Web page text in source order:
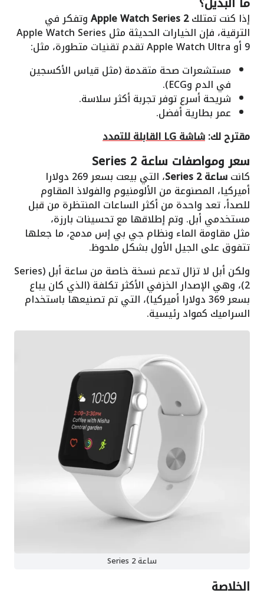
إذا كنت تمتلكApple Watch Series 2وتفكر في
الترقية، فإن الخيارات الحديثة مثل Apple Watch Series
9 أو Apple Watch Ultra تقدم تقنيات متطورة، مثل:
مستشعرات صحة متقدمة (مثل قياس الأكسجين
في الدم وECG).
شريحة أسرع توفر تجربة أكثر سلاسة.
عمر بطارية أفضل.
مقترح لك:شاشة LG القابلة للتمدد
سعر ومواصفات ساعة Series 2
كانتساعة Series 2 ، التي بيعت بسعر 269 دولارا
أميركيا، المصنوعة من الألومنيوم والفولاذ المقاوم
للصدأ، تعد واحدة من أكثر الساعات المنتظرة من قبل
مستخدمي أبل. وتم إطلاقها مع تحسينات بارزة،
مثل مقاومة الماء ونظام جي بي إس مدمج، ما جعلها
تتفوق على الجيل الأول بشكل ملحوظ.
ولكن أبل لا تزال تدعم نسخة خاصة من ساعة أبل (Series
2)، وهي الإصدار الخزفي الأكثر تكلفة (الذي كان يباع
بسعر 369 دولارا أميركيا)، التي تم تصنيعها باستخدام
السراميك كمواد رئيسية.
ساعة Series 2
الخلاصة